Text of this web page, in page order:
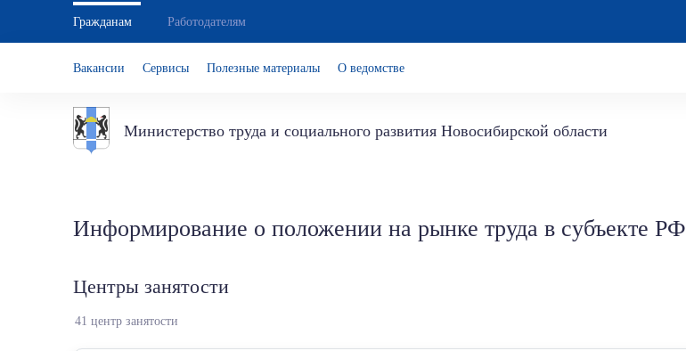
Гражданам Работодателям
Вакансии Сервисы Полезные материалы О ведомстве
Министерство труда и социального развития Новосибирской области
Информирование о положении на рынке труда в субъекте РФ
Центры занятости
41 центр занятости